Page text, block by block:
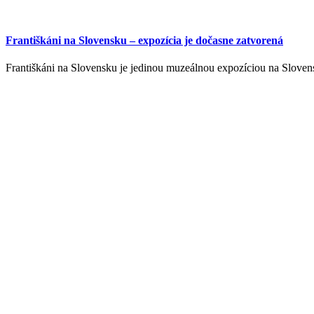
Františkáni na Slovensku – expozícia je dočasne zatvorená
Františkáni na Slovensku je jedinou muzeálnou expozíciou na